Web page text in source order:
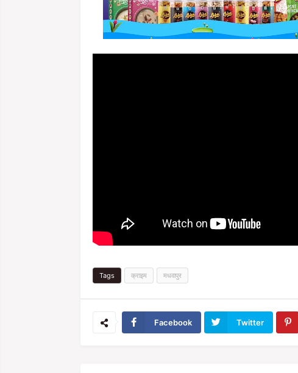
Tags क्राइम मधवापुर
Facebook Twitter